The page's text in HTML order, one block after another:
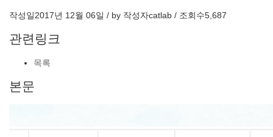
작성일2017년 12월 06일 / by 작성자catlab / 조회수5,687
관련링크
목록
본문